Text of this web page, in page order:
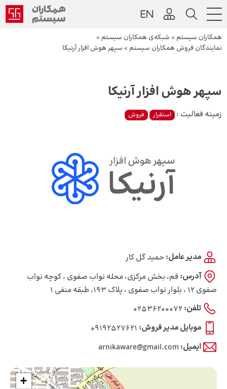
همکاران سیستم > شبکه‌ی همکاران سیستم >
نمایندگان فروش همکاران سیستم > سپهر هوش افزار آرنیکا
سپهر هوش افزار آرنیکا
زمینه فعالیت : استقرار فروش
مدیر عامل:حمید گل کار
آدرس: قم، بخش مرکزی، محله نواب صفوی ، کوچه نواب
صفوی 12 ، بلوار نواب صفوی ، پلاک 193، طبقه منفی 1
تلفن: 02536200072
موبایل مدیر فروش: 09192527621
ایمیل: arnikaware@gmail.com
+